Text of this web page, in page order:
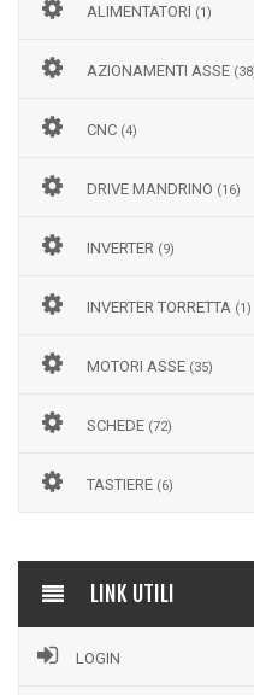
ALIMENTATORI (1)
AZIONAMENTI ASSE
CNC (4)
DRIVE MANDRINO (16)
INVERTER (9)
INVERTER TORRETTA (1)
MOTORI ASSE (35)
SCHEDE (72)
TASTIERE (6)
LINK UTILI
LOGIN